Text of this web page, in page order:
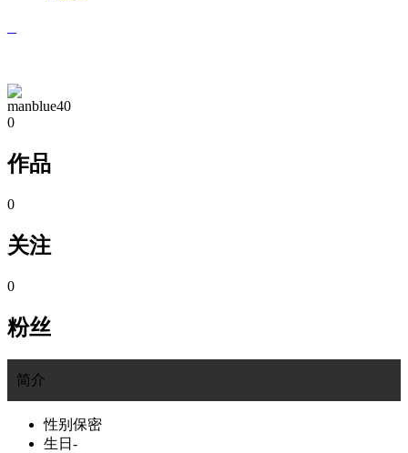
manblue40
0
作品
0
关注
0
粉丝
简介
性别 保密
生日 -